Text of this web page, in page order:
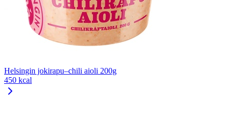
Helsingin jokirapu–chili aioli 200g
450 kcal